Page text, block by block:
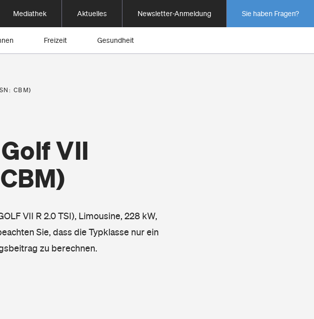
Mediathek Aktuelles Newsletter-Anmeldung Sie haben Fragen?
Freizeit Gesundheit
CBM)
VII
VII R 2.0 TSI), Limousine, 228 kW,
Sie, dass die Typklasse nur ein
zu berechnen.